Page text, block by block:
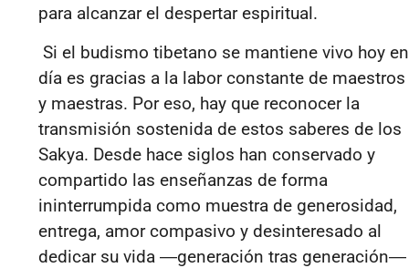
para alcanzar el despertar espiritual.
Si el budismo tibetano se mantiene vivo hoy en
día es gracias a la labor constante de maestros
y maestras. Por eso, hay que reconocer la
transmisión sostenida de estos saberes de los
Sakya. Desde hace siglos han conservado y
compartido las enseñanzas de forma
ininterrumpida como muestra de generosidad,
entrega, amor compasivo y desinteresado al
dedicar su vida ―generación tras generación―